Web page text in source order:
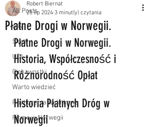
All Posts
nav
Skatt
UDI
Ciekawostki
Warto wiedzieć
Rozliczenia podatkowe
Firma w Norwegii
Płatne Drogi w Norwegii.
Robert Biernat
25 lip 2024 3 minut(y) czytania
Płatne Drogi w Norwegii.
Historia, Współczesność i
Różnorodność Opłat
Historia Płatnych Dróg w
Norwegii